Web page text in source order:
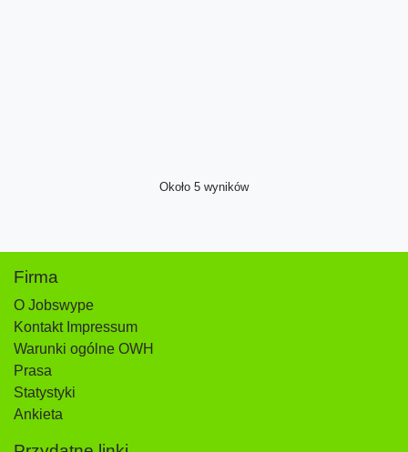
Około 5 wyników
Firma
O Jobswype
Kontakt Impressum
Warunki ogólne OWH
Prasa
Statystyki
Ankieta